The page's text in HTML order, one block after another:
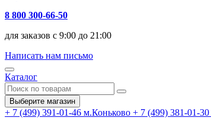
8 800 300-66-50
для заказов с 9:00 до 21:00
Написать нам письмо
Каталог
Выберите магазин
+ 7 (499) 391-01-46 м.Коньково + 7 (499) 381-01-30